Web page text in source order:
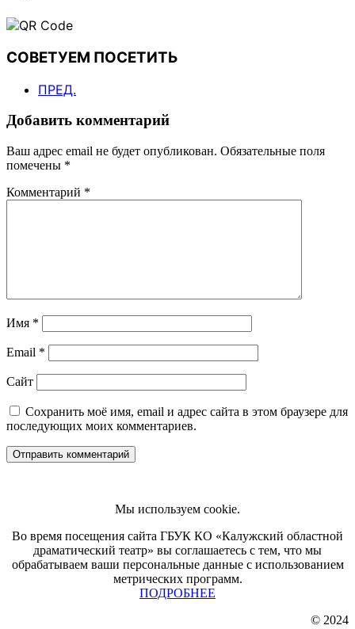
СОВЕТУЕМ ПОСЕТИТЬ
ПРЕД.
Добавить комментарий
Ваш адрес email не будет опубликован. Обязательные поля
помечены *
Комментарий *
Имя *
Email *
Сайт
Сохранить моё имя, email и адрес сайта в этом браузере для
последующих моих комментариев.
Мы используем cookie.
Во время посещения сайта ГБУК КО «Калужский областной
драматический театр» вы соглашаетесь с тем, что мы
обрабатываем ваши персональные данные с использованием
метрических программ.
ПОДРОБНЕЕ
© 2024